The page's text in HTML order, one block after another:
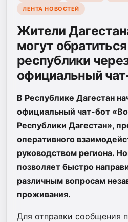
ЛЕНТА НОВОСТЕЙ
Жители
могут
республики
официальный
В Республике Дагестан
официальный чат-бот
Республики Дагестан»,
оперативного
руководством региона.
позволяет быстро
различным вопросам
проживания.
Для отправки сообщения